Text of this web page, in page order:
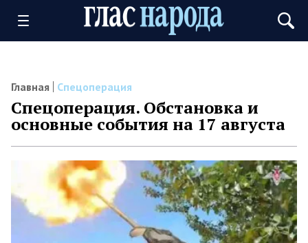
Главная Спецоперация
Спецоперация. Обстановка и
основные события на 17 августа